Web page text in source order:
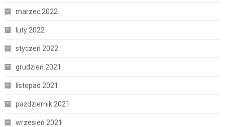
marzec 2022
luty 2022
styczeń 2022
grudzień 2021
listopad 2021
październik 2021
wrzesień 2021